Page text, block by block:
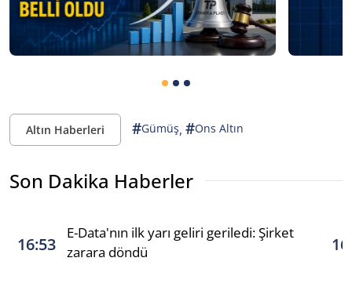
Altın Haberleri #Gümüş, #Ons Altın
Son Dakika Haberler
16:53
E-Data'nın ilk yarı geliri geriledi: Şirket
zarara döndü